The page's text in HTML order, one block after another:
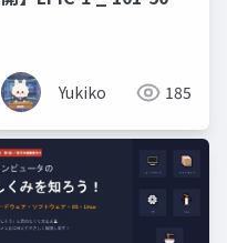
ンジニアのための 7 日
間集中研修）コマンド
暗記ではなく、なぜそ
う動くのかを図で理解
する編
Yukiko 185